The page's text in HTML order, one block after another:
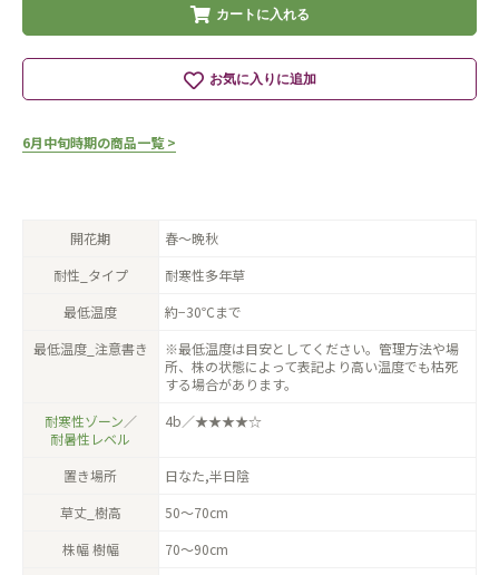
カートに入れる
お気に入りに追加
6月中旬時期の商品一覧 >
開花期
春〜晩秋
耐性_タイプ
耐寒性多年草
最低温度
約−30℃まで
最低温度_注意書き
※最低温度は目安としてください。管理方法や場
所、株の状態によって表記より高い温度でも枯死
する場合があります。
耐寒性ゾーン／
耐暑性レベル
4b／★★★★☆
置き場所
日なた,半日陰
草丈_樹高
50〜70cm
株幅 樹幅
70〜90cm